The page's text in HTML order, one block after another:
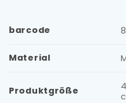
barcode
Material
Produktgröße